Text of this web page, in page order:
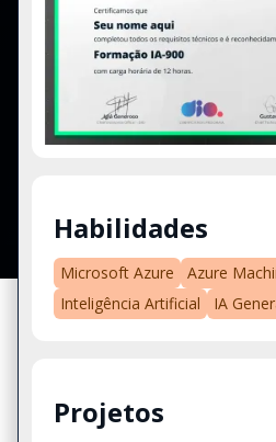
Habilidades
Microsoft Azure
Azure
Inteligência Artificial
IA
Projetos